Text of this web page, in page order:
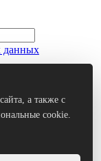
данных
а также с
cookie.